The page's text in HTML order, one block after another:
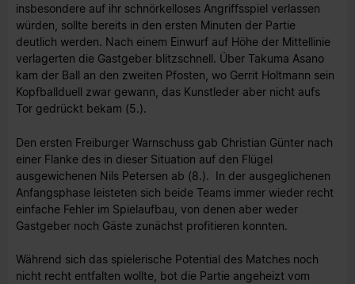
insbesondere auf ihr schnörkelloses Angriffsspiel verlassen
würden, sollte bereits in den ersten Minuten der Partie
deutlich werden. Nach einem Einwurf auf Höhe der Mittellinie
verlagerten die Gastgeber blitzschnell. Über Takuma Asano
kam der Ball an den zweiten Pfosten, wo Gerrit Holtmann sein
Kopfballduell zwar gewann, das Kunstleder aber nicht aufs
Tor gedrückt bekam (5.).
Den ersten Freiburger Warnschuss gab Christian Günter nach
einer Flanke des in dieser Situation auf den Flügel
ausgewichenen Nils Petersen ab (8.). In der ausgeglichenen
Anfangsphase leisteten sich beide Teams immer wieder recht
einfache Fehler im Spielaufbau, von denen aber weder
Gastgeber noch Gäste zunächst profitieren konnten.
Während sich das spielerische Potential des Matches noch
nicht recht entfalten wollte, bot die Partie angeheizt vom